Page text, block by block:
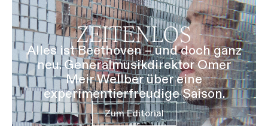
ZEITENLOS
Alles ist Beethoven – und doch ganz
neu. Generalmusikdirektor Omer
Meir Wellber über eine
experimentierfreudige Saison.
Zum Editorial